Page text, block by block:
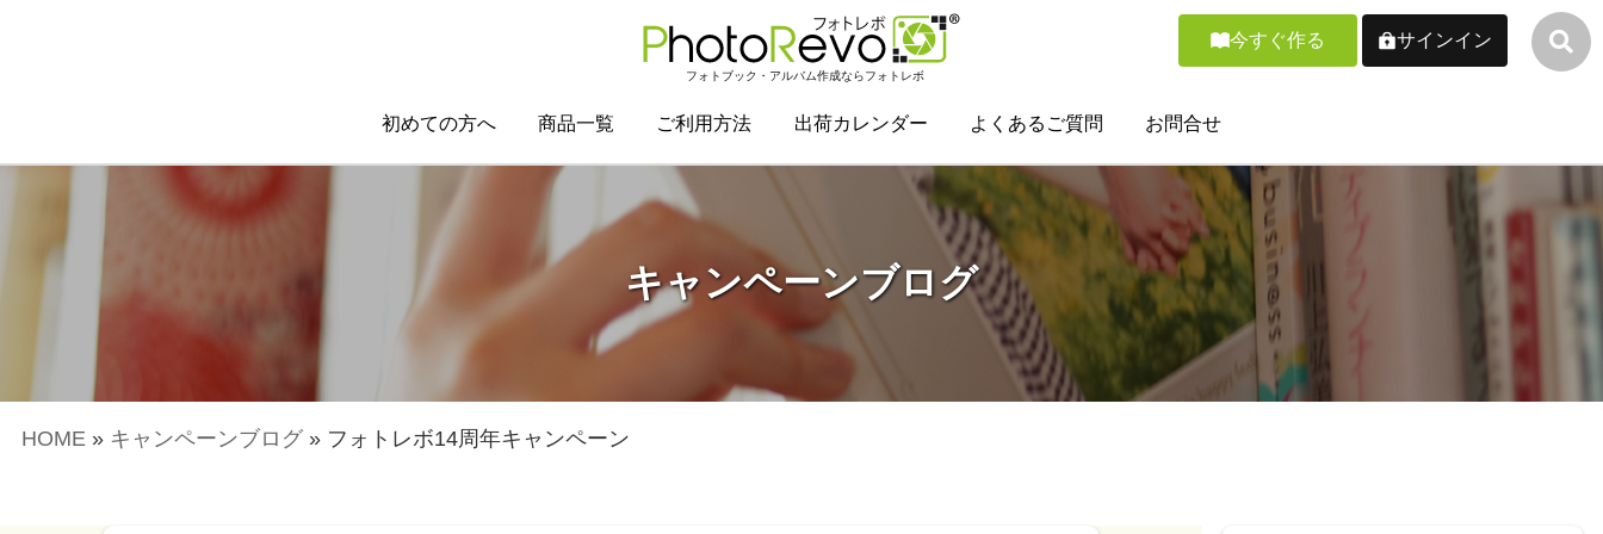
フォトブック・アルバム作成ならフォトレボ
今すぐ作る サインイン
初めての方へ 商品一覧 ご利用方法 出荷カレンダー よくあるご質問 お問合せ
キャンペーンブログ
HOME » キャンペーンブログ » フォトレボ14周年キャンペーン